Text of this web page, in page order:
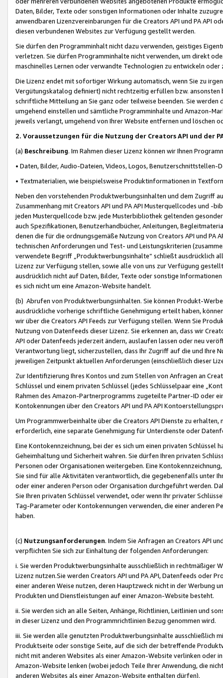
Daten, Bilder, Texte oder sonstigen Informationen oder Inhalte
anwendbaren Lizenzvereinbarungen für die Creators API und PA API
diesen verbundenen Websites zur Verfügung gestellt werden.
Sie dürfen den Programminhalt nicht dazu verwenden, geistiges
verletzen. Sie dürfen Programminhalte nicht verwenden, um direkt
maschinelles Lernen oder verwandte Technologien zu entwickeln
Die Lizenz endet mit sofortiger Wirkung automatisch, wenn Sie zu
Vergütungskatalog definiert) nicht rechtzeitig erfüllen bzw. ansonsten
schriftliche Mitteilung an Sie ganz oder teilweise beenden. Sie werden
umgehend einstellen und sämtliche Programminhalte und Amazon-
jeweils verlangt, umgehend von Ihrer Website entfernen und löschen
2. Voraussetzungen für die Nutzung der Creators API und der
(a) Beschreibung. Im Rahmen dieser Lizenz können wir Ihnen
• Daten, Bilder, Audio-Dateien, Videos, Logos, Benutzerschnittstellen-
• Textmaterialien, wie beispielsweise Produktinformationen in
Neben den vorstehenden Produktwerbungsinhalten und dem Zugriff
Zusammenhang mit Creators API und PA API Musterquellcodes und
jeden Musterquellcode bzw. jede Musterbibliothek geltenden
auch Spezifikationen, Benutzerhandbücher, Anleitungen,
denen die für die ordnungsgemäße Nutzung von Creators API und PA
technischen Anforderungen und Test- und Leistungskriterien
verwendete Begriff „Produktwerbungsinhalte“ schließt ausdrücklich
Lizenz zur Verfügung stellen, sowie alle von uns zur Verfügung
ausdrücklich nicht auf Daten, Bilder, Texte oder sonstige
es sich nicht um eine Amazon-Website handelt.
(b) Abrufen von Produktwerbungsinhalten. Sie können Produkt-
ausdrückliche vorherige schriftliche Genehmigung erteilt haben,
wir über die Creators API Feeds zur Verfügung stellen. Wenn Sie
Nutzung von Datenfeeds dieser Lizenz. Sie erkennen an, dass wir
API oder Datenfeeds jederzeit ändern, auslaufen lassen oder neu
Verantwortung liegt, sicherzustellen, dass Ihr Zugriff auf die und Ihre
jeweiligen Zeitpunkt aktuellen Anforderungen (einschließlich dieser
Zur Identifizierung Ihres Kontos und zum Stellen von Anfragen an
Schlüssel und einem privaten Schlüssel (jedes Schlüsselpaar eine
Rahmen des Amazon-Partnerprogramms zugeteilte Partner-ID oder
Kontokennungen über den Creators API und PA API
Um Programmwerbeinhalte über die Creators API Dienste zu
erforderlich, eine separate Genehmigung für Unterdienste oder
Eine Kontokennzeichnung, bei der es sich um einen privaten
Geheimhaltung und Sicherheit wahren. Sie dürfen Ihren privaten
Personen oder Organisationen weitergeben. Eine
Sie sind für alle Aktivitäten verantwortlich, die gegebenenfalls unter
oder einer anderen Person oder Organisation durchgeführt werden.
Sie Ihren privaten Schlüssel verwendet, oder wenn Ihr privater
Tag-Parameter oder Kontokennungen verwenden, die einer anderen
haben.
(c) Nutzungsanforderungen. Indem Sie Anfragen an Creators API
verpflichten Sie sich zur Einhaltung der folgenden Anforderungen:
i. Sie werden Produktwerbungsinhalte ausschließlich in rechtmäßiger
Lizenz nutzen.Sie werden Creators API und PA API, Datenfeeds oder
einer anderen Weise nutzen, deren Hauptzweck nicht in der Werbung
Produkten und Dienstleistungen auf einer Amazon-Website besteht.
ii. Sie werden sich an alle Seiten, Anhänge, Richtlinien, Leitlinien und
in dieser Lizenz und den Programmrichtlinien Bezug genommen wird.
iii. Sie werden alle genutzten Produktwerbungsinhalte ausschließlich
Produktseite oder sonstige Seite, auf die sich der betreffende
nicht mit anderen Websites als einer Amazon-Website verlinken oder
Amazon-Website lenken (wobei jedoch Teile Ihrer Anwendung, die
anderen Websites als einer Amazon-Website enthalten dürfen).